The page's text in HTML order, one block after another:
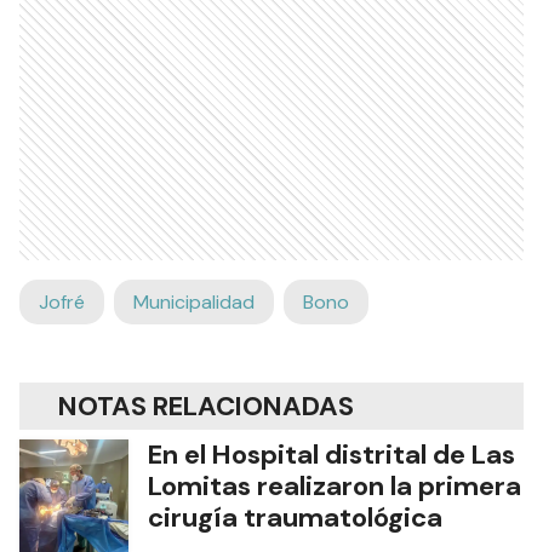
Jofré Municipalidad Bono
NOTAS RELACIONADAS
En el Hospital distrital de Las
Lomitas realizaron la primera
cirugía traumatológica